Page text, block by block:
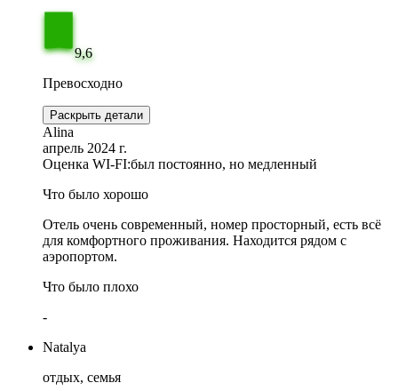
9,6
Превосходно
Раскрыть детали
Alina
апрель 2024 г.
Оценка WI-FI:был постоянно, но медленный
Что было хорошо
Отель очень современный, номер просторный, есть всё
для комфортного проживания. Находится рядом с
аэропортом.
Что было плохо
-
Natalya
отдых, семья